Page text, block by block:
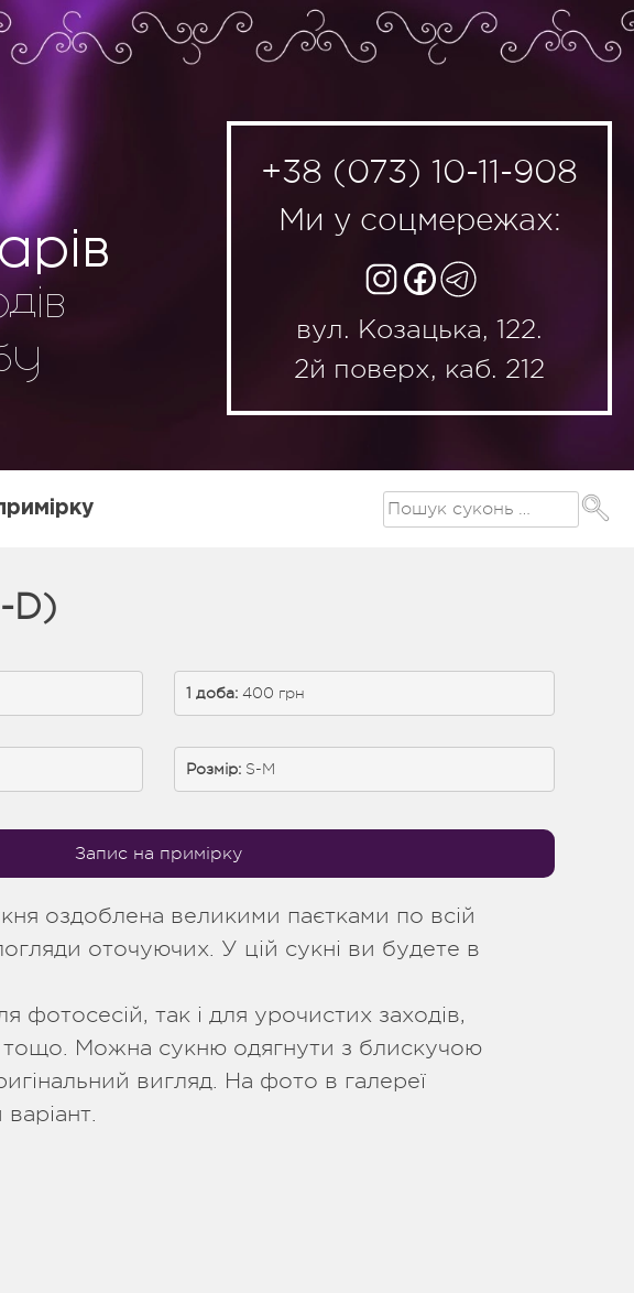
+38 (073) 10-11-908
Ми у соцмережах:
вул. Козацька, 122.
2й поверх, каб. 212
D)
1 доба: 400 грн
Розмір: S-М
Запис на примірку
оздоблена великими паєтками по всій
оточуючих. У цій сукні ви будете в
фотосесій, так і для урочистих заходів,
тощо. Можна сукню одягнути з блискучою
вигляд. На фото в галереї